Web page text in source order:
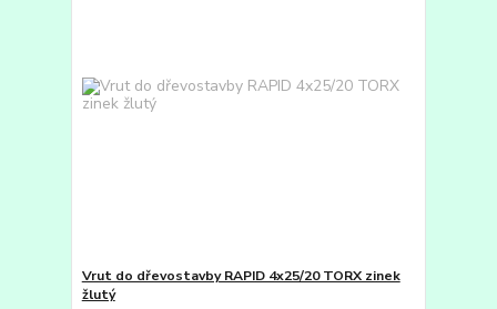
Vrut do dřevostavby RAPID 4x25/20 TORX zinek
žlutý